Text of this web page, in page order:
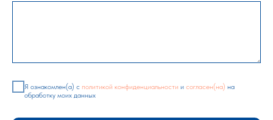
Я ознакомлен(а) с политикой конфиденциальности и согласен(на) на
обработку моих данных